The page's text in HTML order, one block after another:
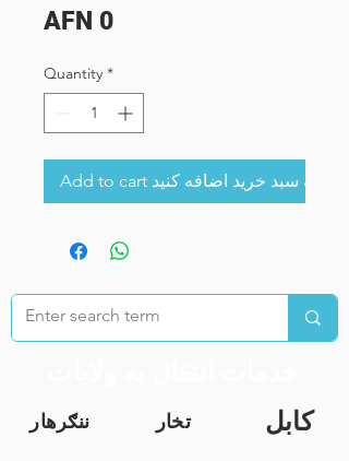
AFN 0Price
Quantity *
Add to cart به سبد خرید اضافه کنید
ننګرهار تخار کابل